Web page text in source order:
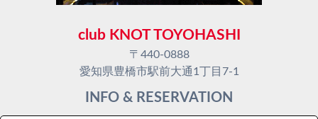
club KNOT TOYOHASHI
〒440-0888
愛知県豊橋市駅前大通1丁目7-1
INFO & RESERVATION